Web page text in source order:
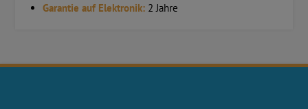
Garantie auf Elektronik: 2 Jahre